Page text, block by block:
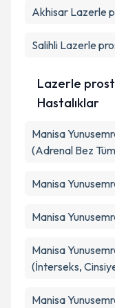
Akhisar Lazerle
Salihli Lazerle
Lazerle
Hastalıklar
Manisa
(Adrenal Bez
Manisa
Manisa
Manisa
(İnterseks,
Manisa